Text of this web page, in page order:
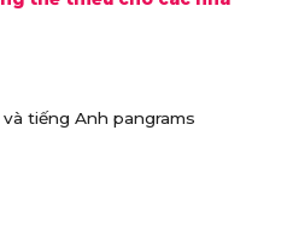
và tiếng Anh pangrams